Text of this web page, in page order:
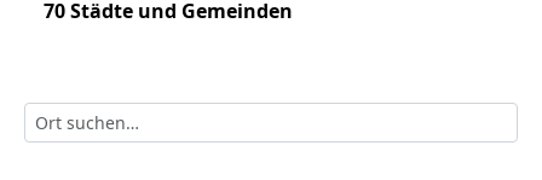
70 Städte und Gemeinden